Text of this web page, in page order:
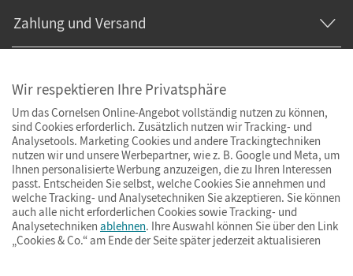
Zahlung und Versand
ImpressumAGBDatenschutzBarrierefreiheitCookies & Co.
Wir respektieren Ihre Privatsphäre
Um das Cornelsen Online-Angebot vollständig nutzen zu können,
sind Cookies erforderlich. Zusätzlich nutzen wir Tracking- und
Analysetools. Marketing Cookies und andere Trackingtechniken
nutzen wir und unsere Werbepartner, wie z. B. Google und Meta, um
Ihnen personalisierte Werbung anzuzeigen, die zu Ihren Interessen
passt. Entscheiden Sie selbst, welche Cookies Sie annehmen und
welche Tracking- und Analysetechniken Sie akzeptieren. Sie können
auch alle nicht erforderlichen Cookies sowie Tracking- und
Analysetechniken ablehnen. Ihre Auswahl können Sie über den Link
„Cookies & Co.“ am Ende der Seite später jederzeit aktualisieren